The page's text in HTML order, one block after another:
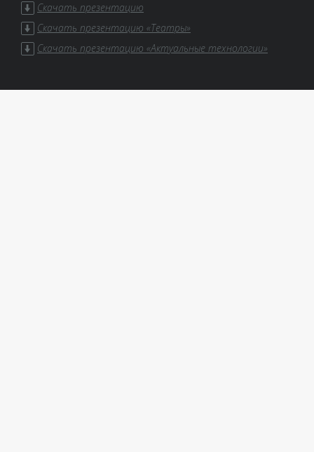
Скачать презентацию
Скачать презентацию «Театры»
Скачать презентацию «Актуальные технологии»